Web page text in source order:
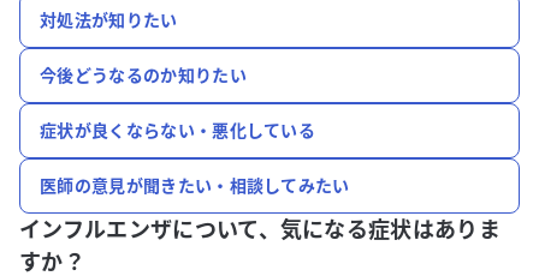
対処法が知りたい
今後どうなるのか知りたい
症状が良くならない・悪化している
医師の意見が聞きたい・相談してみたい
インフルエンザについて、 気になる症状はありま
すか？